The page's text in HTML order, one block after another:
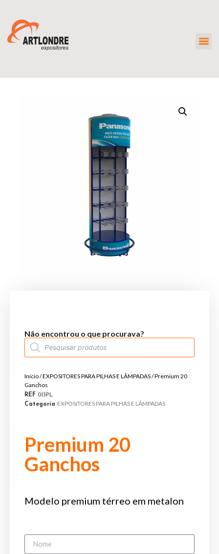
Não encontrou o que procurava?
Início/EXPOSITORES PARA PILHAS E LÂMPADAS/ Premium 20
Ganchos
REF 013PL
Categoria EXPOSITORES PARA PILHAS E LÂMPADAS
Premium 20
Ganchos
Modelo premium térreo em metalon